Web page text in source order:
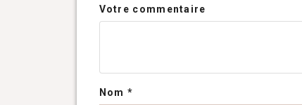
Votre commentaire
Nom *